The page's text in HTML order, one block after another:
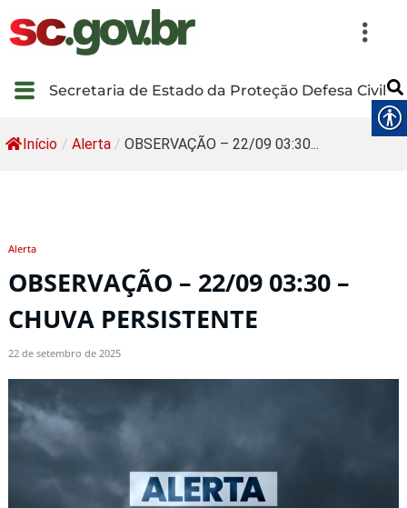
Secretaria de Estado da Proteção Defesa Civil
Início / Alerta / OBSERVAÇÃO – 22/09 03:30...
Alerta
OBSERVAÇÃO – 22/09 03:30 –
CHUVA PERSISTENTE
22 de setembro de 2025